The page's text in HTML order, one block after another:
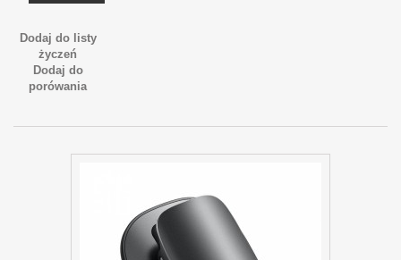
Dodaj do listy
życzeń
Dodaj do
porówania